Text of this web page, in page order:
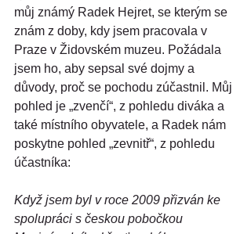
můj známý Radek Hejret, se kterým se
znám z doby, kdy jsem pracovala v
Praze v Židovském muzeu. Požádala
jsem ho, aby sepsal své dojmy a
důvody, proč se pochodu zúčastnil. Můj
pohled je „zvenčí“, z pohledu diváka a
také místního obyvatele, a Radek nám
poskytne pohled „zevnitř“, z pohledu
účastníka:
Když jsem byl v roce 2009 přizván ke
spolupráci s českou pobočkou